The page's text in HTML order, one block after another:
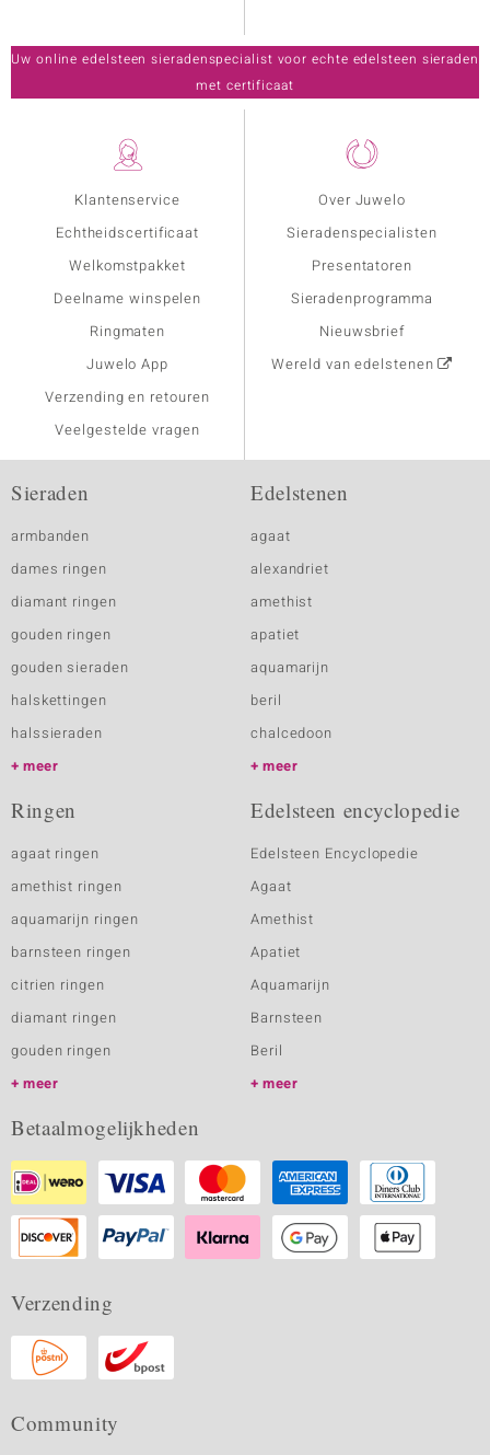
Klantenservice
Echtheidscertificaat
Welkomstpakket
Deelname winspelen
Ringmaten
Juwelo App
Verzending en retouren
Veelgestelde vragen
Over Juwelo
Sieradenspecialisten
Presentatoren
Sieradenprogramma
Nieuwsbrief
Wereld van edelstenen
Uw online edelsteen sieradenspecialist voor echte edelsteen sieraden
met certificaat
Sieraden
armbanden
dames ringen
diamant ringen
gouden ringen
gouden sieraden
halskettingen
halssieraden
meer
Edelstenen
agaat
alexandriet
amethist
apatiet
aquamarijn
beril
chalcedoon
meer
Ringen
agaat ringen
amethist ringen
aquamarijn ringen
barnsteen ringen
citrien ringen
diamant ringen
gouden ringen
meer
Edelsteen encyclopedie
Edelsteen Encyclopedie
Agaat
Amethist
Apatiet
Aquamarijn
Barnsteen
Beril
meer
Betaalmogelijkheden
Verzending
Community